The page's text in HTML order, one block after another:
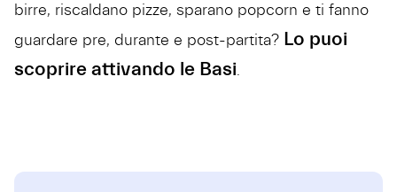
birre, riscaldano pizze, sparano popcorn e ti fanno
guardare pre, durante e post-partita? Lo puoi
scoprire attivando le Basi.